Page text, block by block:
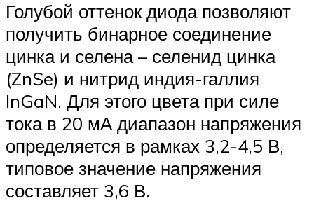
Голубой оттенок диода позволяют
получить бинарное соединение
цинка и селена – селенид цинка
(ZnSe) и нитрид индия-галлия
InGaN. Для этого цвета при силе
тока в 20 мА диапазон напряжения
определяется в рамках 3,2-4,5 В,
типовое значение напряжения
составляет 3,6 В.